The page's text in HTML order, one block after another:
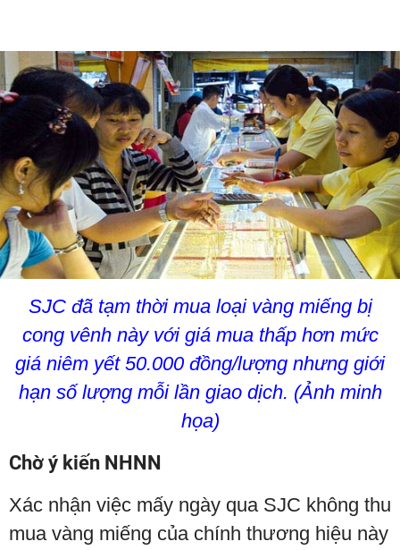
SJC đã tạm thời mua loại vàng miếng bị
cong vênh này với giá mua thấp hơn mức
giá niêm yết 50.000 đồng/lượng nhưng giới
hạn số lượng mỗi lần giao dịch. (Ảnh minh
họa)
Chờ ý kiến NHNN
Xác nhận việc mấy ngày qua SJC không thu
mua vàng miếng của chính thương hiệu này